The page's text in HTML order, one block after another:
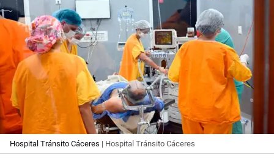
Hospital Tránsito Cáceres | Hospital Tránsito Cáceres